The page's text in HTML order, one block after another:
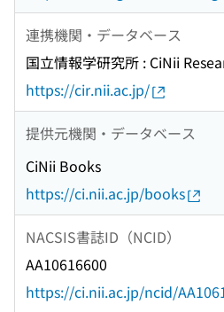
連携機関・データベース
国立情報学研究所 : CiNii
https://cir.nii.ac.jp/
提供元機関・データベース
CiNii Books
https://ci.nii.ac.jp/books
NACSIS書誌ID（NCID）
AA10616600
https://ci.nii.ac.jp/ncid/